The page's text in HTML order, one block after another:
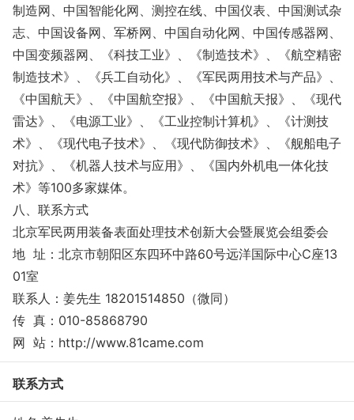
制造网、中国智能化网、测控在线、中国仪表、中国测试杂
志、中国设备网、军桥网、中国自动化网、中国传感器网、
中国变频器网、《科技工业》、《制造技术》、《航空精密
制造技术》、《兵工自动化》、《军民两用技术与产品》、
《中国航天》、《中国航空报》、《中国航天报》、《现代
雷达》、《电源工业》、《工业控制计算机》、《计测技
术》、《现代电子技术》、《现代防御技术》、《舰船电子
对抗》、《机器人技术与应用》、《国内外机电一体化技
术》等100多家媒体。
八、联系方式
北京军民两用装备表面处理技术创新大会暨展览会组委会
地 址：北京市朝阳区东四环中路60号远洋国际中心C座13
01室
联系人：姜先生 18201514850（微同）
传 真：010-85868790
网 站：http://www.81came.com
联系方式